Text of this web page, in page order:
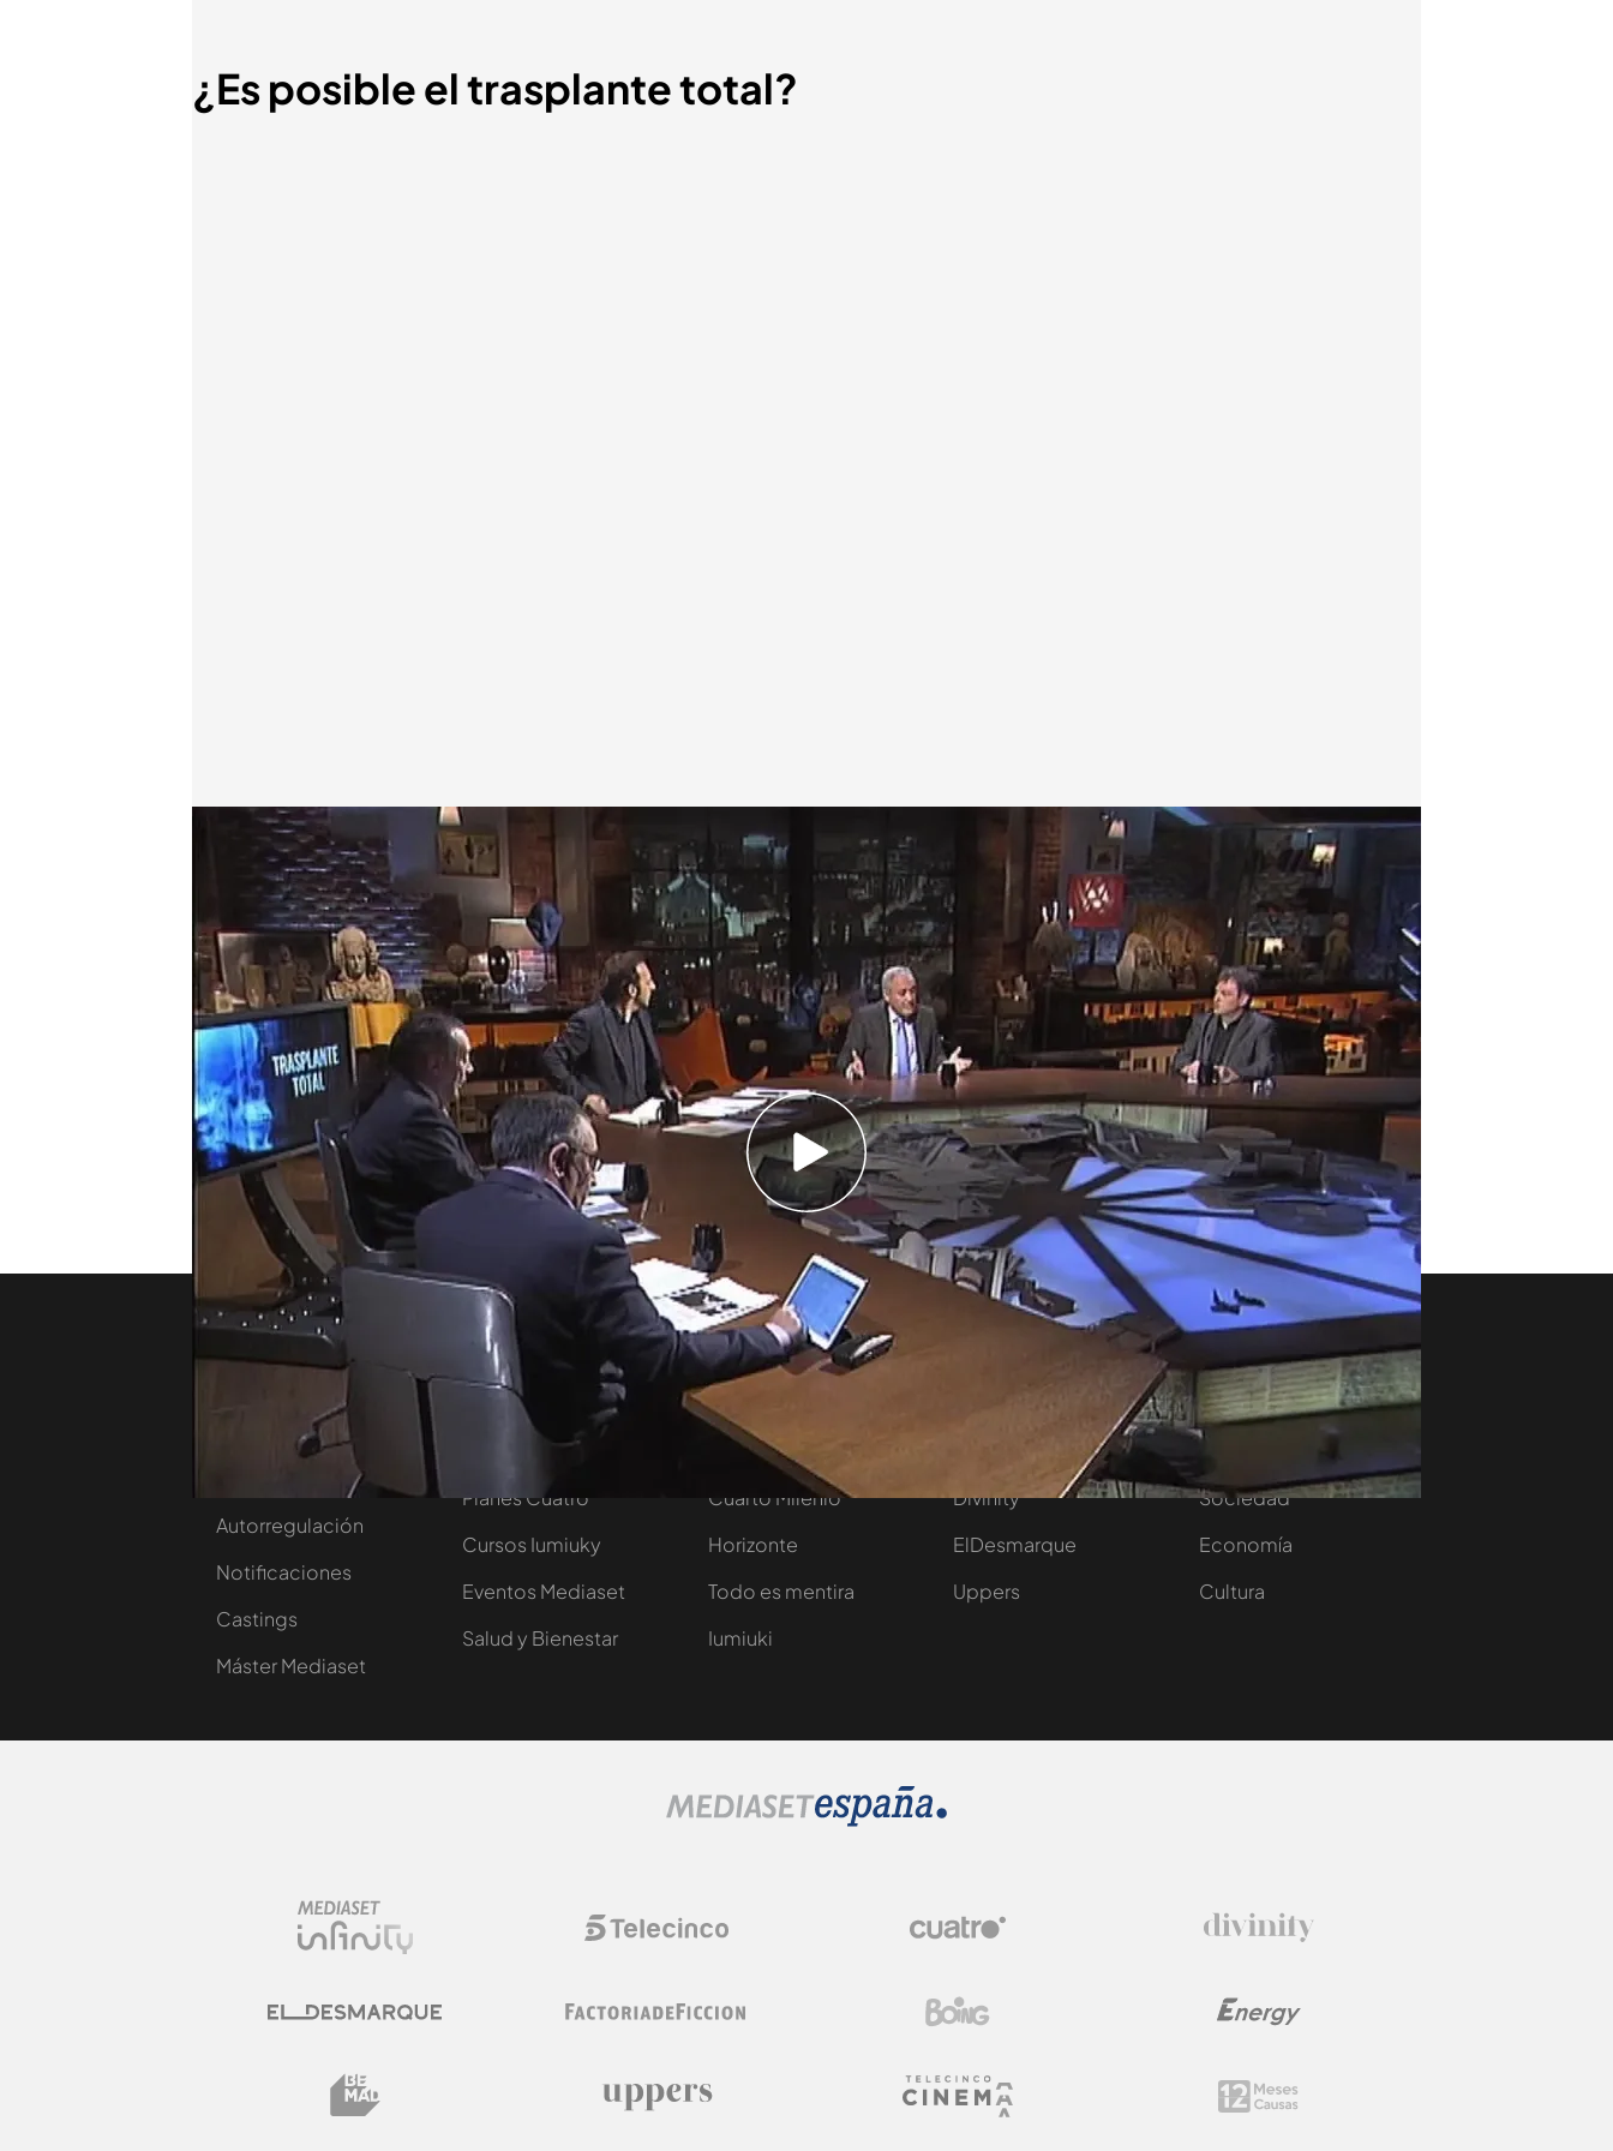
¿Es posible el trasplante total?
cuatro.com
06 ABR 2015 - 01:05h.
Compartir
¿Es posible el trasplante total? ¿Se podría traspasar el cerebro? Se abre el
debate en 'Cuarto Milenio' tras saberse que en 2017 se podría realizar el
primer trasplante de cabeza en humanos.
TEMAS Cuarto milenio temporadas
Trabaja en nuestro
Autorregulación
Notificaciones
Castings
Máster Mediaset
Corporativo
Comprar entradas
Ofertas y regalos
Planes Cuatro
Cursos Iumiuky
Eventos Mediaset
Salud y Bienestar
Programas
First Dates
En boca de todos
Cuarto Milenio
Horizonte
Todo es mentira
Iumiuki
Divinity
ElDesmarque
Uppers
Noticias Cuatro
Nacional
Sociedad
Economía
Cultura